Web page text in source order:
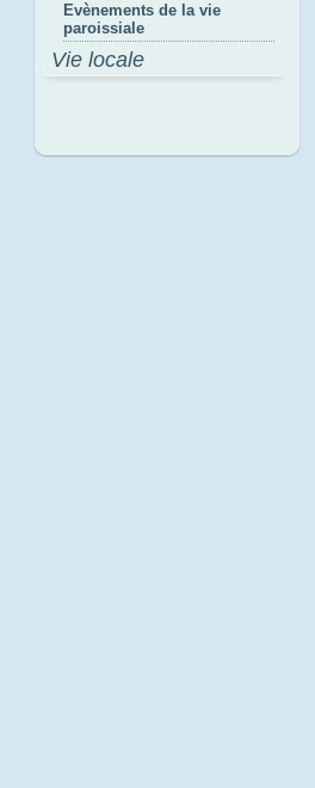
Evènements de la vie
paroissiale
Vie locale